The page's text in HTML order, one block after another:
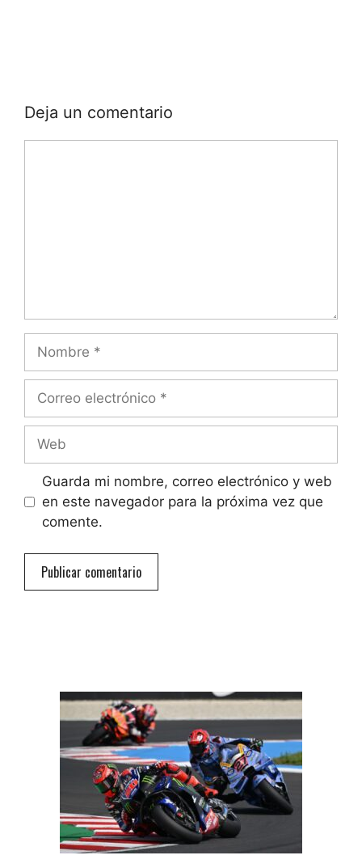
Deja un comentario
Nombre
Correo
Web
Guarda mi nombre, correo electrónico y web
en este navegador para la próxima vez que
comente.